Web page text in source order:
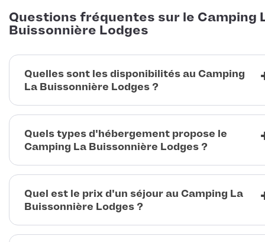
Questions fréquentes sur le Camping
Buissonnière Lodges
Quelles sont les disponibilités au Camping
La Buissonnière Lodges ?
Quels types d'hébergement propose le
Camping La Buissonnière Lodges ?
Quel est le prix d'un séjour au Camping La
Buissonnière Lodges ?